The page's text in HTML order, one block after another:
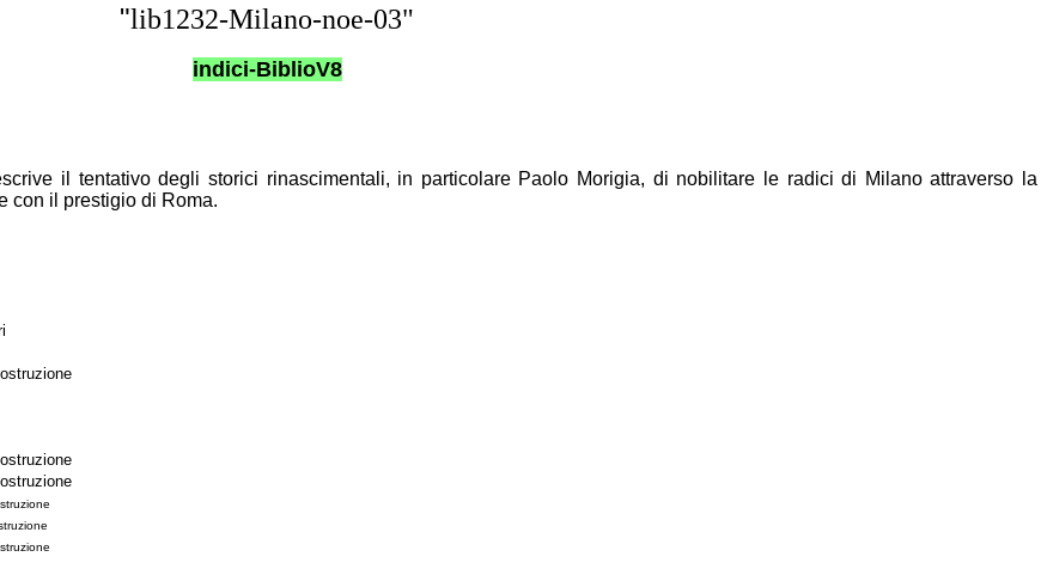
"lib1232-Milano-noe-03"
indici-BiblioV8
il tentativo degli storici rinascimentali, in particolare Paolo Morigia, di nobilitare le radici di Milano attraverso la
con il prestigio di Roma.